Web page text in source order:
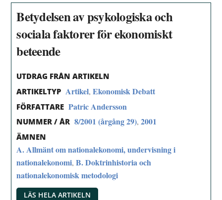
Betydelsen av psykologiska och
sociala faktorer för ekonomiskt
beteende
UTDRAG FRÅN ARTIKELN
ARTIKELTYP Artikel,Ekonomisk Debatt
FÖRFATTARE Patric Andersson
NUMMER / ÅR 8/2001 (årgång 29),2001
ÄMNEN
A. Allmänt om nationalekonomi, undervisning i
nationalekonomi,B. Doktrinhistoria och
nationalekonomisk metodologi
LÄS HELA ARTIKELN